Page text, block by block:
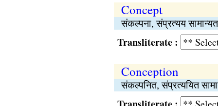
Concept
संकल्पना, संप्रत्यय
Transliterate :
Conception
संकल्पनित, संप्रत्ययित